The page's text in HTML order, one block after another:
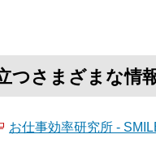
さまざまな情
お仕事効率研究所 -